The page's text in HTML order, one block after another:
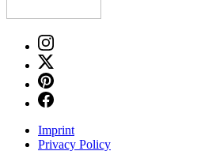
Imprint
Privacy Policy